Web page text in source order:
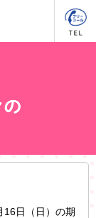
16日（日）の期